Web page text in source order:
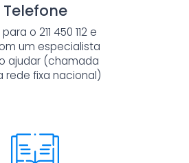
Telefone
o 211 450 112 e
um especialista
ajudar (chamada
rede fixa nacional)